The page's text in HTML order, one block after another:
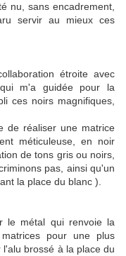
nu, sans encadrement,
servir au mieux ces
étroite avec
m'a guidée pour la
ces noirs magnifiques,
de réaliser une matrice
méticuleuse, en noir
de tons gris ou noirs,
pas, ainsi qu'un
la place du blanc )
le métal qui renvoie la
pour une plus
brossé à la place du